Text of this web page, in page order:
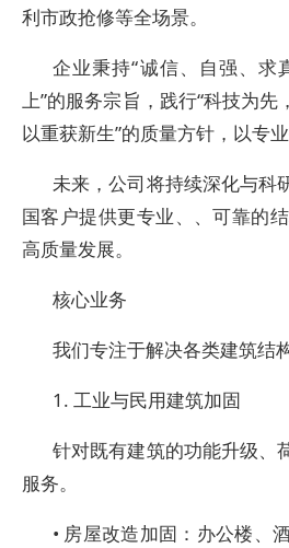
利市政抢修等全场景。
企业秉持“诚信、自强、求
上”的服务宗旨，践行“科技为
以重获新生”的质量方针，以专
未来，公司将持续深化与科
国客户提供更专业、、可靠的
高质量发展。
核心业务
我们专注于解决各类建筑结
1. 工业与民用建筑加固
针对既有建筑的功能升级、
服务。
• 房屋改造加固：办公楼、